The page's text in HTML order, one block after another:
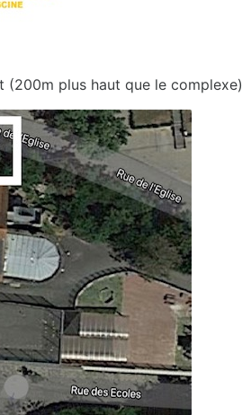
(200m plus haut que le complexe)